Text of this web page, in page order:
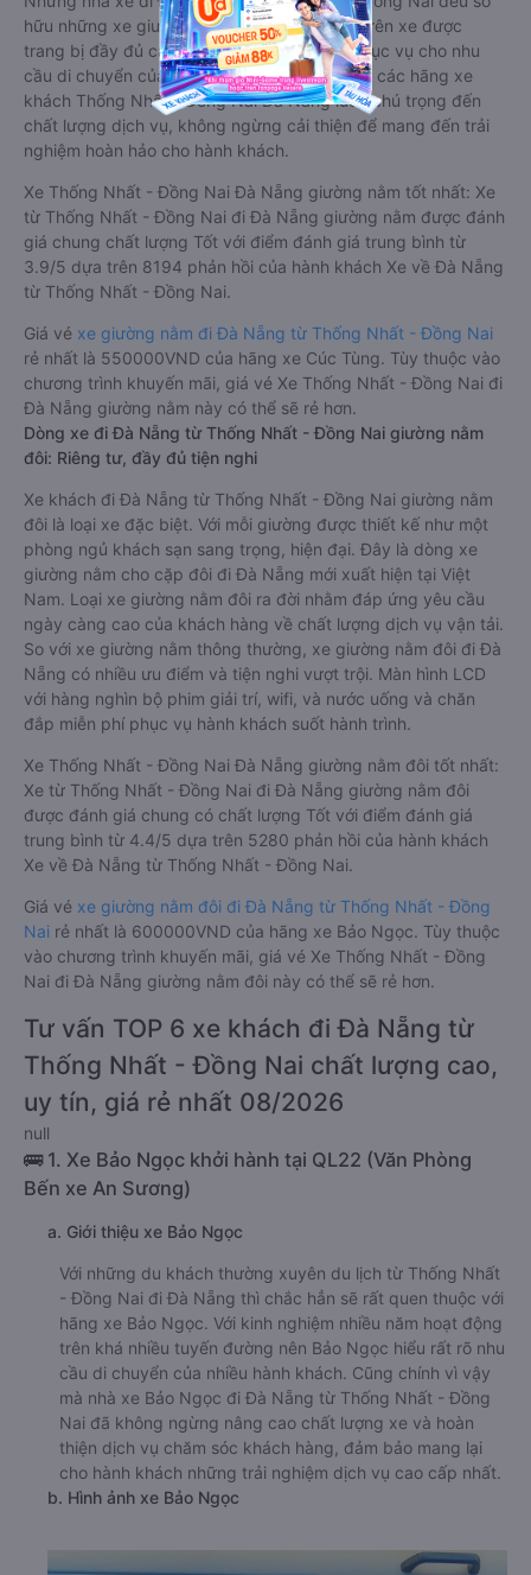
hữu những xe giường nằm chất lượng cao. Trên xe được
trang bị đầy đủ các trang thiết bị hiện đại phục vụ cho nhu
cầu di chuyển của hành khách. Bên cạnh đó, các hãng xe
khách Thống Nhất - Đồng Nai Đà Nẵng luôn chú trọng đến
chất lượng dịch vụ, không ngừng cải thiện để mang đến trải
nghiệm hoàn hảo cho hành khách.
Xe Thống Nhất - Đồng Nai Đà Nẵng giường nằm tốt nhất: Xe
từ Thống Nhất - Đồng Nai đi Đà Nẵng giường nằm được đánh
giá chung chất lượng Tốt với điểm đánh giá trung bình từ
3.9/5 dựa trên 8194 phản hồi của hành khách Xe về Đà Nẵng
từ Thống Nhất - Đồng Nai.
Giá vé xe giường nằm đi Đà Nẵng từ Thống Nhất - Đồng Nai
rẻ nhất là 550000VND của hãng xe Cúc Tùng. Tùy thuộc vào
chương trình khuyến mãi, giá vé Xe Thống Nhất - Đồng Nai đi
Đà Nẵng giường nằm này có thể sẽ rẻ hơn.
Dòng xe đi Đà Nẵng từ Thống Nhất - Đồng Nai giường nằm
đôi: Riêng tư, đầy đủ tiện nghi
Xe khách đi Đà Nẵng từ Thống Nhất - Đồng Nai giường nằm
đôi là loại xe đặc biệt. Với mỗi giường được thiết kế như một
phòng ngủ khách sạn sang trọng, hiện đại. Đây là dòng xe
giường nằm cho cặp đôi đi Đà Nẵng mới xuất hiện tại Việt
Nam. Loại xe giường nằm đôi ra đời nhằm đáp ứng yêu cầu
ngày càng cao của khách hàng về chất lượng dịch vụ vận tải.
So với xe giường nằm thông thường, xe giường nằm đôi đi Đà
Nẵng có nhiều ưu điểm và tiện nghi vượt trội. Màn hình LCD
với hàng nghìn bộ phim giải trí, wifi, và nước uống và chăn
đắp miễn phí phục vụ hành khách suốt hành trình.
Xe Thống Nhất - Đồng Nai Đà Nẵng giường nằm đôi tốt nhất:
Xe từ Thống Nhất - Đồng Nai đi Đà Nẵng giường nằm đôi
được đánh giá chung có chất lượng Tốt với điểm đánh giá
trung bình từ 4.4/5 dựa trên 5280 phản hồi của hành khách
Xe về Đà Nẵng từ Thống Nhất - Đồng Nai.
Giá vé xe giường nằm đôi đi Đà Nẵng từ Thống Nhất - Đồng
Nai rẻ nhất là 600000VND của hãng xe Bảo Ngọc. Tùy thuộc
vào chương trình khuyến mãi, giá vé Xe Thống Nhất - Đồng
Nai đi Đà Nẵng giường nằm đôi này có thể sẽ rẻ hơn.
Tư vấn TOP 6 xe khách đi Đà Nẵng từ
Thống Nhất - Đồng Nai chất lượng cao,
uy tín, giá rẻ nhất 08/2026
null
🚌 1. Xe Bảo Ngọc khởi hành tại QL22 (Văn Phòng
Bến xe An Sương)
a. Giới thiệu xe Bảo Ngọc
Với những du khách thường xuyên du lịch từ Thống Nhất
- Đồng Nai đi Đà Nẵng thì chắc hẳn sẽ rất quen thuộc với
hãng xe Bảo Ngọc. Với kinh nghiệm nhiều năm hoạt động
trên khá nhiều tuyến đường nên Bảo Ngọc hiểu rất rõ nhu
cầu di chuyển của nhiều hành khách. Cũng chính vì vậy
mà nhà xe Bảo Ngọc đi Đà Nẵng từ Thống Nhất - Đồng
Nai đã không ngừng nâng cao chất lượng xe và hoàn
thiện dịch vụ chăm sóc khách hàng, đảm bảo mang lại
cho hành khách những trải nghiệm dịch vụ cao cấp nhất.
b. Hình ảnh xe Bảo Ngọc